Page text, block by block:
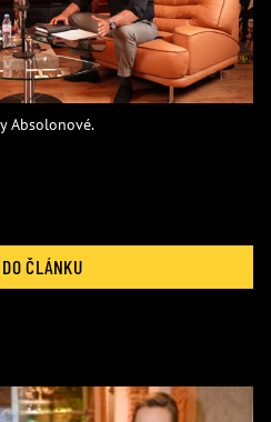
Absolonové.
ČLÁNKU